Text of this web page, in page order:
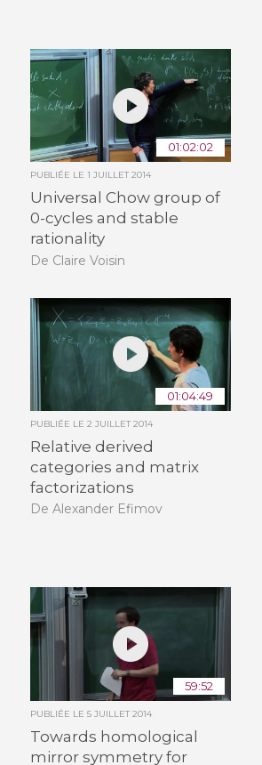
01:02:02
PUBLIÉE LE 1 JUILLET 2014
Universal Chow group of
0-cycles and stable
rationality
De Claire Voisin
01:04:49
PUBLIÉE LE 2 JUILLET 2014
Relative derived
categories and matrix
factorizations
De Alexander Efimov
59:52
PUBLIÉE LE 5 JUILLET 2014
Towards homological
mirror symmetry for